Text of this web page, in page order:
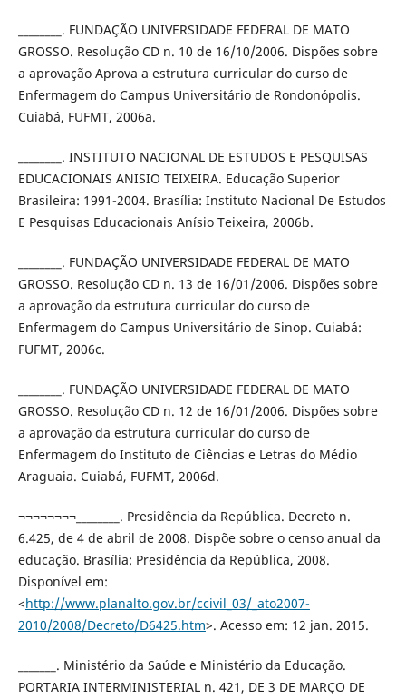
________. FUNDAÇÃO UNIVERSIDADE FEDERAL DE MATO
GROSSO. Resolução CD n. 10 de 16/10/2006. Dispões sobre
a aprovação Aprova a estrutura curricular do curso de
Enfermagem do Campus Universitário de Rondonópolis.
Cuiabá, FUFMT, 2006a.
________. INSTITUTO NACIONAL DE ESTUDOS E PESQUISAS
EDUCACIONAIS ANISIO TEIXEIRA. Educação Superior
Brasileira: 1991-2004. Brasília: Instituto Nacional De Estudos
E Pesquisas Educacionais Anísio Teixeira, 2006b.
________. FUNDAÇÃO UNIVERSIDADE FEDERAL DE MATO
GROSSO. Resolução CD n. 13 de 16/01/2006. Dispões sobre
a aprovação da estrutura curricular do curso de
Enfermagem do Campus Universitário de Sinop. Cuiabá:
FUFMT, 2006c.
________. FUNDAÇÃO UNIVERSIDADE FEDERAL DE MATO
GROSSO. Resolução CD n. 12 de 16/01/2006. Dispões sobre
a aprovação da estrutura curricular do curso de
Enfermagem do Instituto de Ciências e Letras do Médio
Araguaia. Cuiabá, FUFMT, 2006d.
¬¬¬¬¬¬¬¬________. Presidência da República. Decreto n.
6.425, de 4 de abril de 2008. Dispõe sobre o censo anual da
educação. Brasília: Presidência da República, 2008.
Disponível em:
<http://www.planalto.gov.br/ccivil_03/_ato2007-
2010/2008/Decreto/D6425.htm>. Acesso em: 12 jan. 2015.
_______. Ministério da Saúde e Ministério da Educação.
PORTARIA INTERMINISTERIAL n. 421, DE 3 DE MARÇO DE